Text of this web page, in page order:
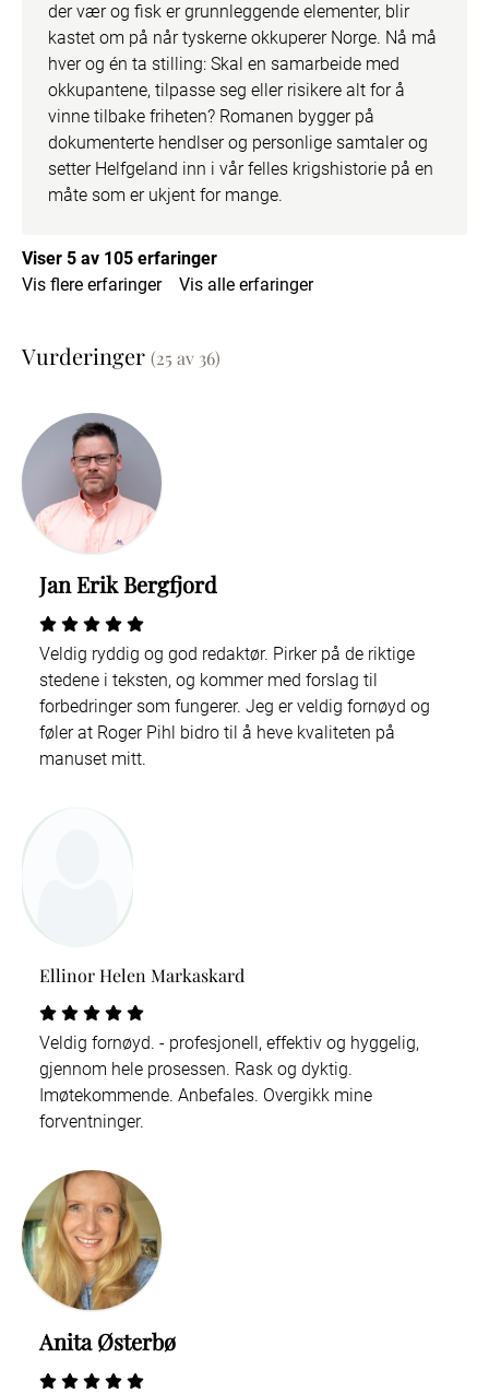
der vær og fisk er grunnleggende elementer, blir
kastet om på når tyskerne okkuperer Norge. Nå må
hver og én ta stilling: Skal en samarbeide med
okkupantene, tilpasse seg eller risikere alt for å
vinne tilbake friheten? Romanen bygger på
dokumenterte hendlser og personlige samtaler og
setter Helfgeland inn i vår felles krigshistorie på en
måte som er ukjent for mange.
Viser 5 av 105 erfaringer
Vis flere erfaringer
Vis alle erfaringer
Vurderinger (25 av 36)
Jan Erik Bergfjord
Veldig ryddig og god redaktør. Pirker på de riktige
stedene i teksten, og kommer med forslag til
forbedringer som fungerer. Jeg er veldig fornøyd og
føler at Roger Pihl bidro til å heve kvaliteten på
manuset mitt.
Ellinor Helen Markaskard
Veldig fornøyd. - profesjonell, effektiv og hyggelig,
gjennom hele prosessen. Rask og dyktig.
Imøtekommende. Anbefales. Overgikk mine
forventninger.
Anita Østerbø